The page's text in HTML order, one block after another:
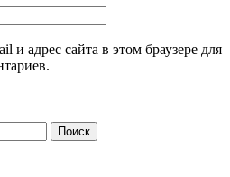
и адрес сайта в этом браузере для